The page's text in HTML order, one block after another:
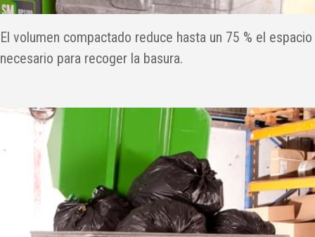
El volumen compactado reduce hasta un 75 % el espacio
necesario para recoger la basura.